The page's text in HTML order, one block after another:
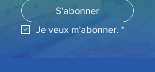
S'abonner
Je veux m'abonner. *